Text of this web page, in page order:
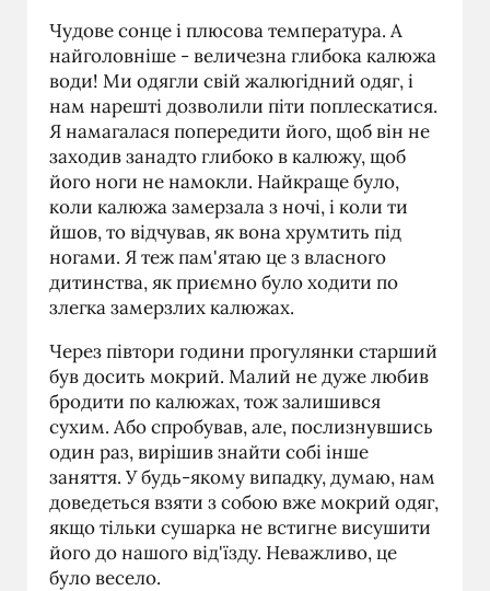
Чудове сонце і плюсова температура. А
найголовніше - величезна глибока калюжа
води! Ми одягли свій жалюгідний одяг, і
нам нарешті дозволили піти поплескатися.
Я намагалася попередити його, щоб він не
заходив занадто глибоко в калюжу, щоб
його ноги не намокли. Найкраще було,
коли калюжа замерзала з ночі, і коли ти
йшов, то відчував, як вона хрумтить під
ногами. Я теж пам'ятаю це з власного
дитинства, як приємно було ходити по
злегка замерзлих калюжах.
Через півтори години прогулянки старший
був досить мокрий. Малий не дуже любив
бродити по калюжах, тож залишився
сухим. Або спробував, але, послизнувшись
один раз, вирішив знайти собі інше
заняття. У будь-якому випадку, думаю, нам
доведеться взяти з собою вже мокрий одяг,
якщо тільки сушарка не встигне висушити
його до нашого від'їзду. Неважливо, це
було весело.